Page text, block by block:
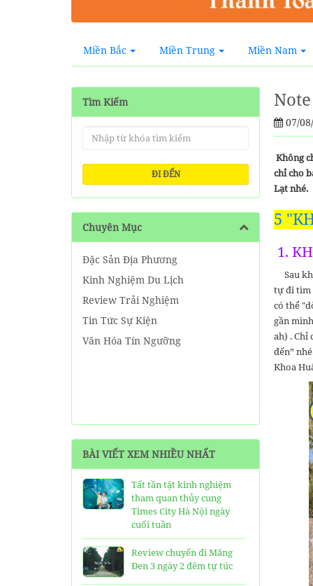
Miền Bắc Miền Trung Miền Nam
Tìm Kiếm
ĐI ĐẾN
Chuyên Mục
Đặc Sản Địa Phương
Kinh Nghiệm Du Lịch
Review Trải Nghiệm
Tin Tức Sự Kiện
Văn Hóa Tín Ngưỡng
BÀI VIẾT XEM NHIỀU NHẤT
Tất tần tật kinh nghiệm
tham quan thủy cung
Times City Hà Nội ngày
cuối tuần
Review chuyến đi Măng
Đen 3 ngày 2 đêm tự túc
07/
Không
chỉ cho
Lạt nhé.
5
1.
Sau
tự đi tìm
có thể
gần
ah) . Chỉ
đến”
Khoa